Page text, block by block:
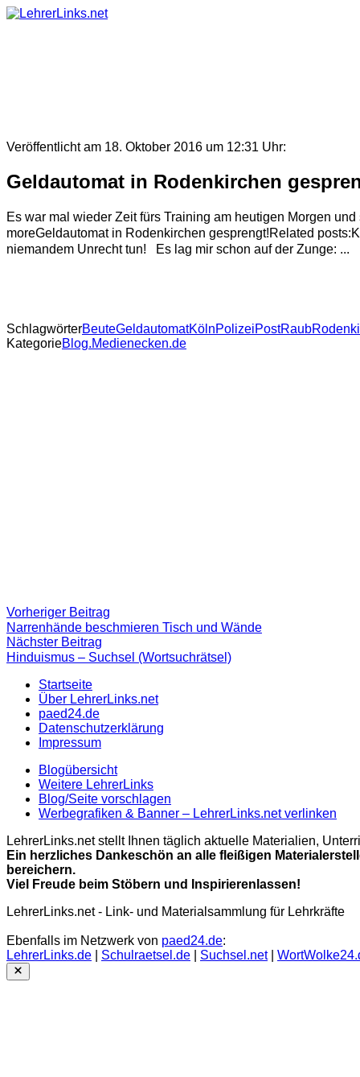
Skip
Veröffentlicht am 18. Oktober 2016 um 12:31 Uhr:
Geldautomat in Rodenkirchen
Es war mal wieder Zeit fürs Training am heutigen Morgen
moreGeldautomat in Rodenkirchen gesprengt!Related
niemandem Unrecht tun! Es lag mir schon auf der Zunge: ...
SchlagwörterBeuteGeldautomatKölnPolizeiPostRaub
KategorieBlog.Medienecken.de
Beitragsnavigation
Vorheriger Beitrag
Beitrag:
Narrenhände beschmieren Tisch und Wände
Nächster Beitrag
Beitrag
Hinduismus – Suchsel (Wortsuchrätsel)
Startseite
Über LehrerLinks.net
paed24.de
Datenschutzerklärung
Impressum
Blogübersicht
Weitere LehrerLinks
Blog/Seite vorschlagen
Werbegrafiken & Banner – LehrerLinks.net verlinken
LehrerLinks.net stellt Ihnen täglich aktuelle Materialien,
Ein herzliches Dankeschön an alle fleißigen
bereichern.
Viel Freude beim Stöbern und Inspirierenlassen!
LehrerLinks.net - Link- und Materialsammlung für Lehrkräfte
Ebenfalls im Netzwerk von paed24.de:
LehrerLinks.de
Schulraetsel.de Suchsel.net|
Close